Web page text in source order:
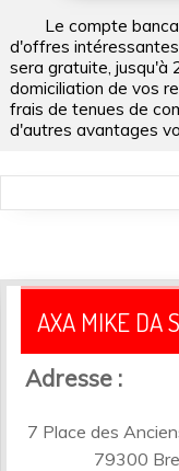
Le compte
d'offres
sera gratuite, jusqu'à
domiciliation de vos
frais de tenues de
d'autres avantages
AXA MIKE DA
Adresse :
7 Place des
79300